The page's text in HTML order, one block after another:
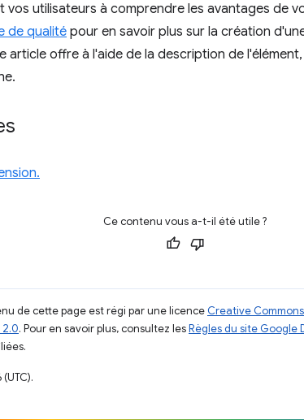
vos utilisateurs à comprendre les avantages de
de qualité pour en savoir plus sur la création
article offre à l'aide de la description de
Ce contenu vous a-t-il été utile ?
de cette page est régi par une licence Creative
2.0. Pour en savoir plus, consultez lesRègles du site Google